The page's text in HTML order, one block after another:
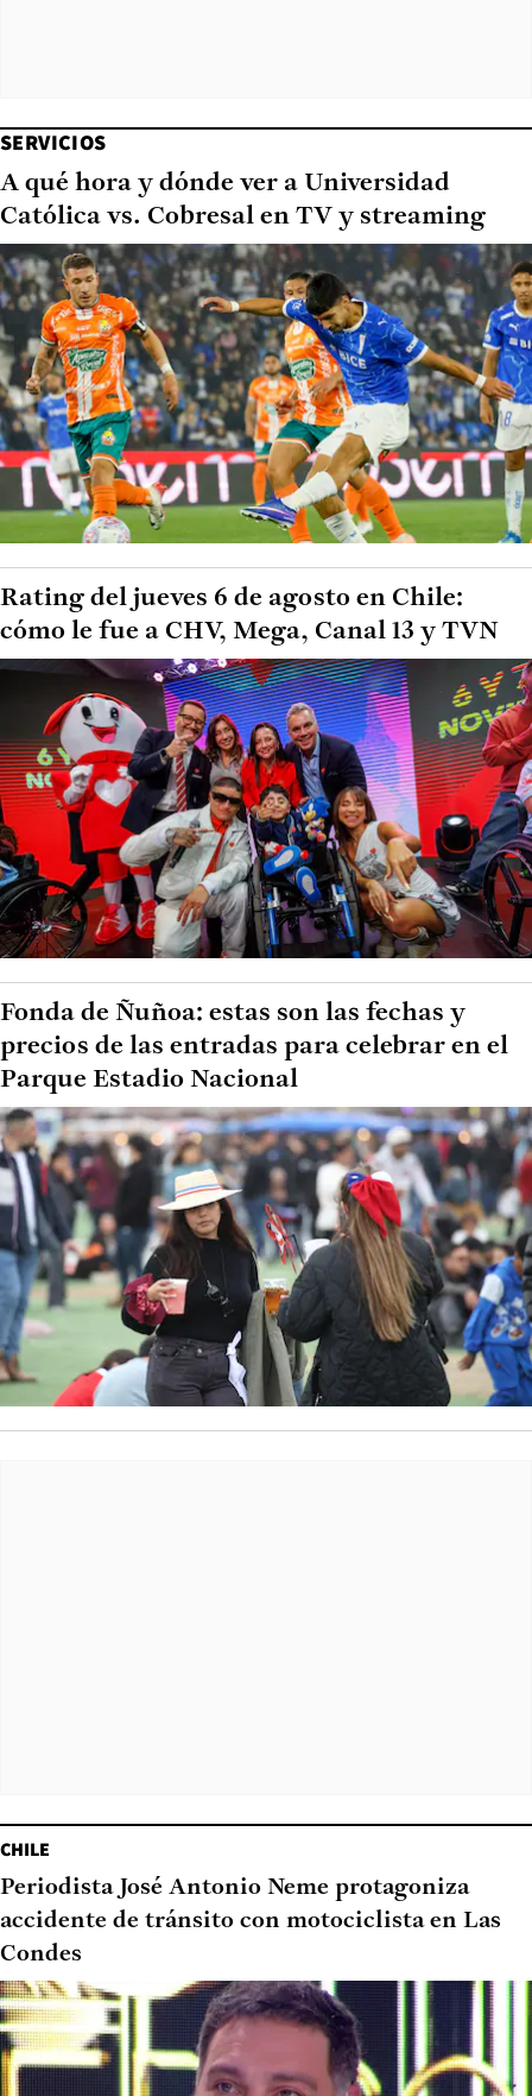
SERVICIOS
A qué hora y dónde ver a Universidad
Católica vs. Cobresal en TV y streaming
Rating del jueves 6 de agosto en Chile:
cómo le fue a CHV, Mega, Canal 13 y TVN
Fonda de Ñuñoa: estas son las fechas y
precios de las entradas para celebrar en el
Parque Estadio Nacional
CHILE
Periodista José Antonio Neme protagoniza
accidente de tránsito con motociclista en Las
Condes